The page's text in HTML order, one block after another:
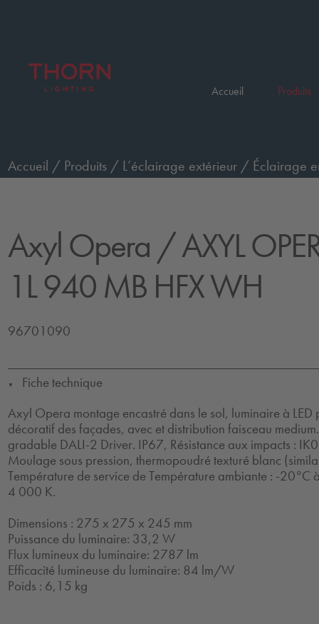
Accueil Produits
Accueil / Produits / L’éclairage extérieur / Éclairage
Axyl Opera / AXYL
1L 940 MB HFX WH
96701090
▼
Fiche technique
Axyl Opera montage encastré dans le sol, luminaire à
décoratif des façades, avec et distribution faisceau
gradable DALI-2 Driver. IP67, Résistance aux impacts :
Moulage sous pression, thermopoudré texturé blanc
Température de service de Température ambiante : -20°C
4 000 K.
Dimensions : 275 x 275 x 245 mm
Puissance du luminaire: 33,2 W
Flux lumineux du luminaire: 2787 lm
Efficacité lumineuse du luminaire: 84 lm/W
Poids : 6,15 kg